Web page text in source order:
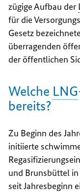
zügige Aufbau der
für die
Gesetz
überragenden
der öffentlichen
Welche LNG
bereits?
Zu Beginn des
initiierte
und Brunsbüttel
seit Jahresbeginn